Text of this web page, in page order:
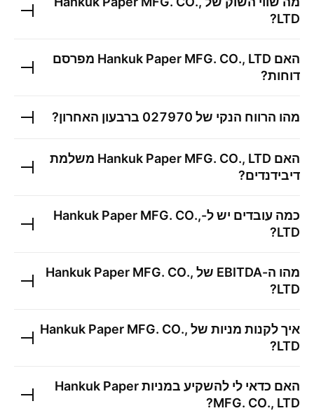
LTD
?
האם Hankuk Paper MFG. CO., LTD מפרסם
דוחות?
מהו הרווח הנקי של 027970 ברבעון האחרון?
האם Hankuk Paper MFG. CO., LTD משלמת
דיבידנדים?
כמה עובדים יש ל-Hankuk Paper MFG. CO.,
LTD
?
מהו ה-EBITDA של
Hankuk Paper MFG. CO.,
LTD
?
איך לקנות מניות של Hankuk Paper MFG. CO.,
LTD
?
האם כדאי לי להשקיע במניותHankuk Paper
MFG. CO., LTD
?